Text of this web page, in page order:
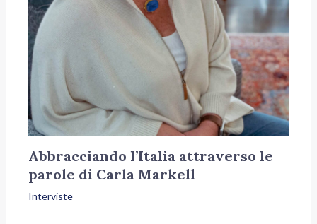
Abbracciando l’Italia attraverso le
parole di Carla Markell
Interviste